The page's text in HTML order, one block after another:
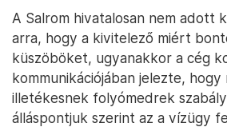
A Salrom hivatalosan nem adott
arra, hogy a kivitelező miért
küszöböket, ugyanakkor a cég
kommunikációjában jelezte,
illetékesnek folyómedrek
álláspontjuk szerint az a vízügy